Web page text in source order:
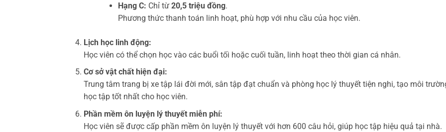
Hạng C: Chỉ từ 20,5 triệu đồng.
Phương thức thanh toán linh hoạt, phù hợp với nhu cầu của học viên.
Lịch học linh động:
Học viên có thể chọn học vào các buổi tối hoặc cuối tuần, linh hoạt theo thời gian cá nhân.
Cơ sở vật chất hiện đại:
Trung tâm trang bị xe tập lái đời mới, sân tập đạt chuẩn và phòng học lý thuyết tiện nghi, tạo môi
học tập tốt nhất cho học viên.
Phần mềm ôn luyện lý thuyết miễn phí:
Học viên sẽ được cấp phần mềm ôn luyện lý thuyết với hơn 600 câu hỏi, giúp học tập hiệu quả tại nhà.